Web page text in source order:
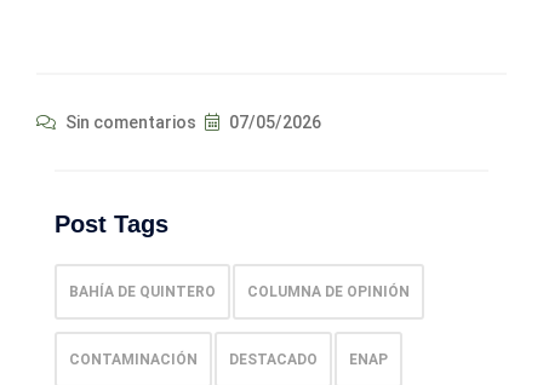
Sin comentarios 07/05/2026
Post Tags
BAHÍA DE QUINTERO COLUMNA DE OPINIÓN
CONTAMINACIÓN DESTACADO ENAP